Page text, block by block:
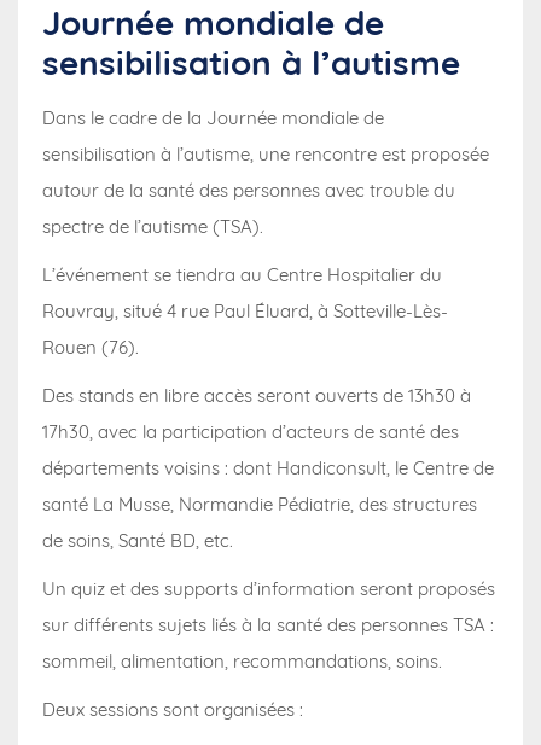
Journée mondiale de
sensibilisation à l’autisme
Dans le cadre de la Journée mondiale de
sensibilisation à l’autisme, une rencontre est proposée
autour de la santé des personnes avec trouble du
spectre de l’autisme (TSA).
L’événement se tiendra au Centre Hospitalier du
Rouvray, situé 4 rue Paul Éluard, à Sotteville-Lès-
Rouen (76).
Des stands en libre accès seront ouverts de 13h30 à
17h30, avec la participation d’acteurs de santé des
départements voisins : dont Handiconsult, le Centre de
santé La Musse, Normandie Pédiatrie, des structures
de soins, Santé BD, etc.
Un quiz et des supports d’information seront proposés
sur différents sujets liés à la santé des personnes TSA :
sommeil, alimentation, recommandations, soins.
Deux sessions sont organisées :